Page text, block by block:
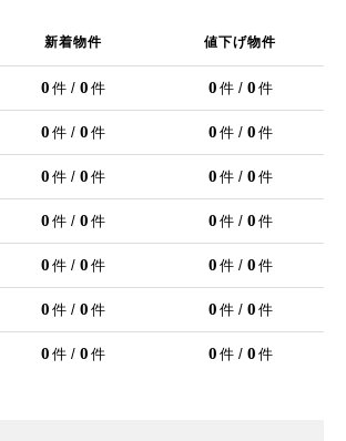
新着物件 値下げ物件
0 件 / 0 件 0 件 / 0 件
0 件 / 0 件 0 件 / 0 件
0 件 / 0 件 0 件 / 0 件
0 件 / 0 件 0 件 / 0 件
0 件 / 0 件 0 件 / 0 件
0 件 / 0 件 0 件 / 0 件
0 件 / 0 件 0 件 / 0 件